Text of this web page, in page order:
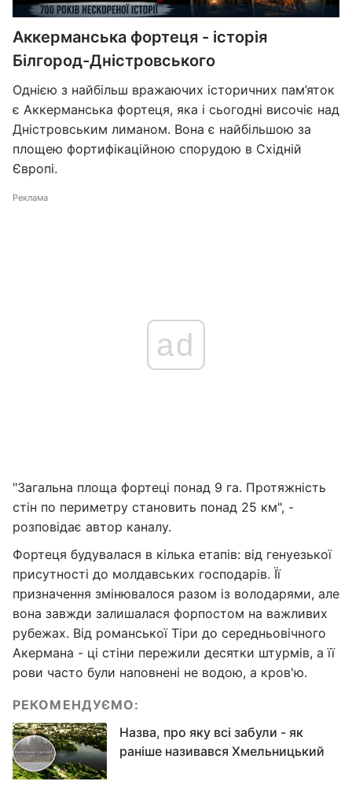
Аккерманська фортеця - історія
Білгород-Дністровського
Однією з найбільш вражаючих історичних пам’яток
є Аккерманська фортеця, яка і сьогодні височіє над
Дністровським лиманом. Вона є найбільшою за
площею фортифікаційною спорудою в Східній
Європі.
Реклама
ad
"Загальна площа фортеці понад 9 га. Протяжність
стін по периметру становить понад 25 км", -
розповідає автор каналу.
Фортеця будувалася в кілька етапів: від генуезької
присутності до молдавських господарів. Її
призначення змінювалося разом із володарями, але
вона завжди залишалася форпостом на важливих
рубежах. Від романської Тіри до середньовічного
Акермана - ці стіни пережили десятки штурмів, а її
рови часто були наповнені не водою, а кров'ю.
РЕКОМЕНДУЄМО:
Назва, про яку всі забули - як
раніше називався Хмельницький